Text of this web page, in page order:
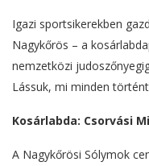
Igazi sportsikerekben
Nagykőrös – a
nemzetközi
Lássuk, mi minden
Kosárlabda: Csorvási
A Nagykőrösi Sólymok